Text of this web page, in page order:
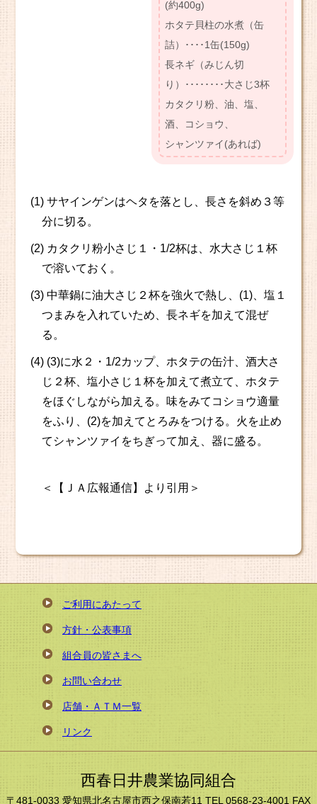
(約400g)
ホタテ貝柱の水煮（缶
詰）････1缶(150g)
長ネギ（みじん切
り）････････大さじ3杯
カタクリ粉、油、塩、
酒、コショウ、
シャンツァイ(あれば)
(1) サヤインゲンはヘタを落とし、長さを斜め３等
分に切る。
(2) カタクリ粉小さじ１・1/2杯は、水大さじ１杯
で溶いておく。
(3) 中華鍋に油大さじ２杯を強火で熱し、(1)、塩１
つまみを入れていため、長ネギを加えて混ぜ
る。
(4) (3)に水２・1/2カップ、ホタテの缶汁、酒大さ
じ２杯、塩小さじ１杯を加えて煮立て、ホタテ
をほぐしながら加える。味をみてコショウ適量
をふり、(2)を加えてとろみをつける。火を止め
てシャンツァイをちぎって加え、器に盛る。
＜【ＪＡ広報通信】より引用＞
ご利用にあたって
方針・公表事項
組合員の皆さまへ
お問い合わせ
店舗・ＡＴＭ一覧
リンク
西春日井農業協同組合
〒481-0033 愛知県北名古屋市西之保南若11 TEL 0568-23-4001 FAX